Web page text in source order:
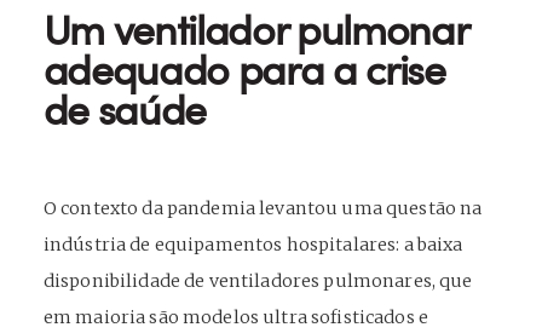
Umventilador pulmonar
adequado para a crise
de saúde
O contexto da pandemia levantou uma questão na
indústria de equipamentos hospitalares: a baixa
disponibilidade de ventiladores pulmonares, que
em maioria são modelos ultra sofisticados e